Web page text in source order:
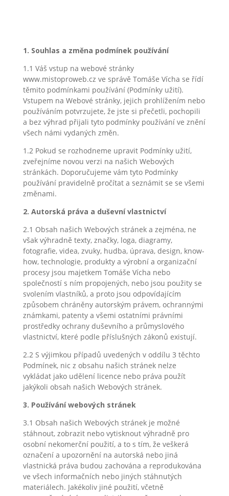
1. Souhlas a změna podmínek používání
1.1 Váš vstup na webové stránky
www.mistoproweb.cz ve správě Tomáše Vícha se řídí
těmito podmínkami používání (Podmínky užití).
Vstupem na Webové stránky, jejich prohlížením nebo
používáním potvrzujete, že jste si přečetli, pochopili
a bez výhrad přijali tyto podmínky používání ve znění
všech námi vydaných změn.
1.2 Pokud se rozhodneme upravit Podmínky užití,
zveřejníme novou verzi na našich Webových
stránkách. Doporučujeme vám tyto Podmínky
používání pravidelně pročítat a seznámit se se všemi
změnami.
2. Autorská práva a duševní vlastnictví
2.1 Obsah našich Webových stránek a zejména, ne
však výhradně texty, značky, loga, diagramy,
fotografie, videa, zvuky, hudba, úprava, design, know-
how, technologie, produkty a výrobní a organizační
procesy jsou majetkem Tomáše Vícha nebo
společností s ním propojených, nebo jsou použity se
svolením vlastníků, a proto jsou odpovídajícím
způsobem chráněny autorským právem, ochrannými
známkami, patenty a všemi ostatními právními
prostředky ochrany duševního a průmyslového
vlastnictví, které podle příslušných zákonů existují.
2.2 S výjimkou případů uvedených v oddílu 3 těchto
Podmínek, nic z obsahu našich stránek nelze
vykládat jako udělení licence nebo práva použít
jakýkoli obsah našich Webových stránek.
3. Používání webových stránek
3.1 Obsah našich Webových stránek je možné
stáhnout, zobrazit nebo vytisknout výhradně pro
osobní nekomerční použití, a to s tím, že veškerá
označení a upozornění na autorská nebo jiná
vlastnická práva budou zachována a reprodukována
ve všech informačních nebo jiných stáhnutých
materiálech. Jakékoliv jiné použití, včetně